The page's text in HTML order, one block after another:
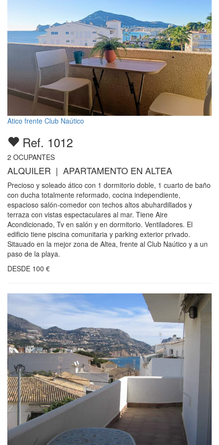
Atico frente Club Naútico
Ref. 1012
2 OCUPANTES
ALQUILER | APARTAMENTO EN ALTEA
Precioso y soleado ático con 1 dormitorio doble, 1 cuarto de baño
con ducha totalmente reformado, cocina independiente,
espacioso salón-comedor con techos altos abuhardillados y
terraza con vistas espectaculares al mar. Tiene Aire
Acondicionado, Tv en salón y en dormitorio. Ventiladores. El
edificio tiene piscina comunitaria y parking exterior privado.
Sitauado en la mejor zona de Altea, frente al Club Naútico y a un
paso de la playa.
DESDE 100 €